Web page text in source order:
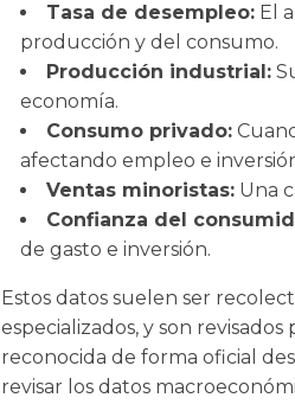
Tasa de desempleo: El
producción y del consumo.
Producción industrial:
economía.
Consumo privado:
afectando empleo e
Ventas minoristas: Una
Confianza del
de gasto e inversión.
Estos datos suelen ser
especializados, y son
reconocida de forma oficial
revisar los datos